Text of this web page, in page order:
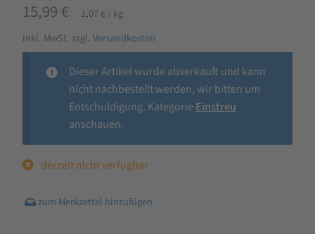
15,99 € 1,07 €/kg
inkl. MwSt. zzgl. Versandkosten
Dieser Artikel wurde abverkauft und kann
nicht nachbestellt werden, wir bitten um
Entschuldigung. Kategorie Einstreu
anschauen.
derzeit nicht verfügbar